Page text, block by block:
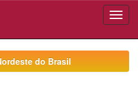
do Brasil